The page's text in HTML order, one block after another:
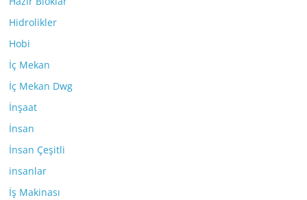
Hidrolikler
Hobi
İç Mekan
İç Mekan Dwg
İnşaat
İnsan
İnsan Çeşitli
insanlar
İş Makinası